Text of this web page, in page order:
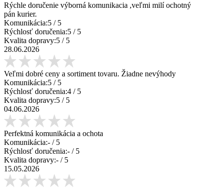
Rýchle doručenie výborná komunikacia ,veľmi milí ochotný
pán kurier.
Komunikácia:5 / 5
Rýchlosť doručenia:5 / 5
Kvalita dopravy:5 / 5
28.06.2026
Veľmi dobré ceny a sortiment tovaru. Žiadne nevýhody
Komunikácia:5 / 5
Rýchlosť doručenia:4 / 5
Kvalita dopravy:5 / 5
04.06.2026
Perfektná komunikácia a ochota
Komunikácia:- / 5
Rýchlosť doručenia:- / 5
Kvalita dopravy:- / 5
15.05.2026